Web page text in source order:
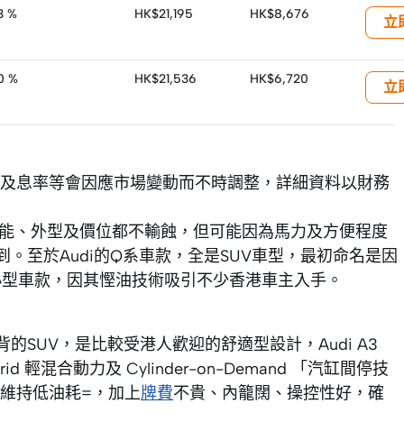
% HK$21,195 HK$8,676 立
% HK$21,536 HK$6,720 立
息率等會因應市場變動而不時調整，詳細資料以財務
、外型及價位都不輸蝕，但可能因為馬力及方便程度
至於Audi的Q系車款，全是SUV車型，最初命名是因
車款，因其慳油技術吸引不少香港車主入手。
SUV，是比較受港人歡迎的舒適型設計，Audi A3
輕混合動力及 Cylinder-on-Demand 「汽缸間停技
持低油耗=，加上牌費不貴、內籠闊、操控性好，確